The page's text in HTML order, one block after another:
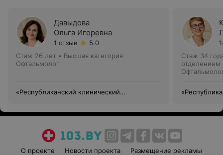
Давыдова
Ольга Игоревна
1 отзыв
5.0
Стаж 26 лет • Высшая категория
Офтальмолог
«Республиканский клинический
Стаж 34
отделением
О проекте Новости проекта Размещение рекламы